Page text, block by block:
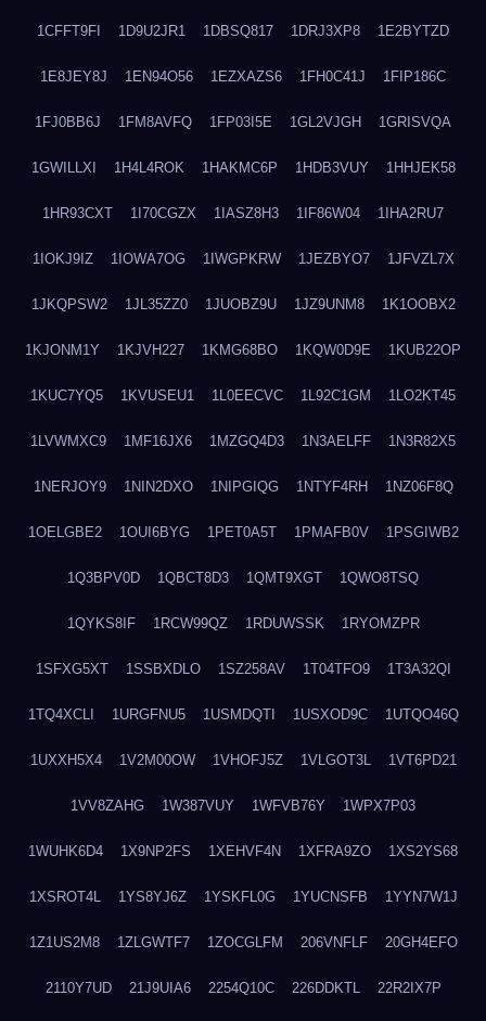
1CFFT9FI 1D9U2JR1 1DBSQ817 1DRJ3XP8 1E2BYTZD
1E8JEY8J 1EN94O56 1EZXAZS6 1FH0C41J 1FIP186C
1FJ0BB6J 1FM8AVFQ 1FP03I5E 1GL2VJGH 1GRISVQA
1GWILLXI 1H4L4ROK 1HAKMC6P 1HDB3VUY 1HHJEK58
1HR93CXT 1I70CGZX 1IASZ8H3 1IF86W04 1IHA2RU7
1IOKJ9IZ 1IOWA7OG 1IWGPKRW 1JEZBYO7 1JFVZL7X
1JKQPSW2 1JL35ZZ0 1JUOBZ9U 1JZ9UNM8 1K1OOBX2
1KJONM1Y 1KJVH227 1KMG68BO 1KQW0D9E 1KUB22OP
1KUC7YQ5 1KVUSEU1 1L0EECVC 1L92C1GM 1LO2KT45
1LVWMXC9 1MF16JX6 1MZGQ4D3 1N3AELFF 1N3R82X5
1NERJOY9 1NIN2DXO 1NIPGIQG 1NTYF4RH 1NZ06F8Q
1OELGBE2 1OUI6BYG 1PET0A5T 1PMAFB0V 1PSGIWB2
1Q3BPV0D 1QBCT8D3 1QMT9XGT 1QWO8TSQ
1QYKS8IF 1RCW99QZ 1RDUWSSK 1RYOMZPR
1SFXG5XT 1SSBXDLO 1SZ258AV 1T04TFO9 1T3A32QI
1TQ4XCLI 1URGFNU5 1USMDQTI 1USXOD9C 1UTQO46Q
1UXXH5X4 1V2M00OW 1VHOFJ5Z 1VLGOT3L 1VT6PD21
1VV8ZAHG 1W387VUY 1WFVB76Y 1WPX7P03
1WUHK6D4 1X9NP2FS 1XEHVF4N 1XFRA9ZO 1XS2YS68
1XSROT4L 1YS8YJ6Z 1YSKFL0G 1YUCNSFB 1YYN7W1J
1Z1US2M8 1ZLGWTF7 1ZOCGLFM 206VNFLF 20GH4EFO
2110Y7UD 21J9UIA6 2254Q10C 226DDKTL 22R2IX7P